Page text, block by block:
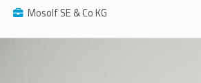
Mosolf SE & Co KG